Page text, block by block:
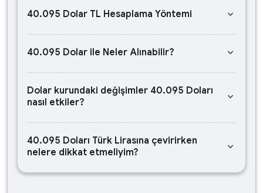
40.095 Dolar TL Hesaplama Yöntemi keyboard_arrow_down
40.095 Dolar ile Neler Alınabilir? keyboard_arrow_down
Dolar kurundaki değişimler 40.095 Doları
nasıl etkiler?
keyboard_arrow_down
40.095 Doları Türk Lirasına çevirirken
nelere dikkat etmeliyim?
keyboard_arrow_down